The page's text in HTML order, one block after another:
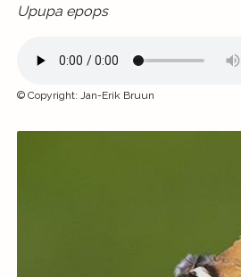
Upupa epops
© Copyright: Jan-Erik Bruun